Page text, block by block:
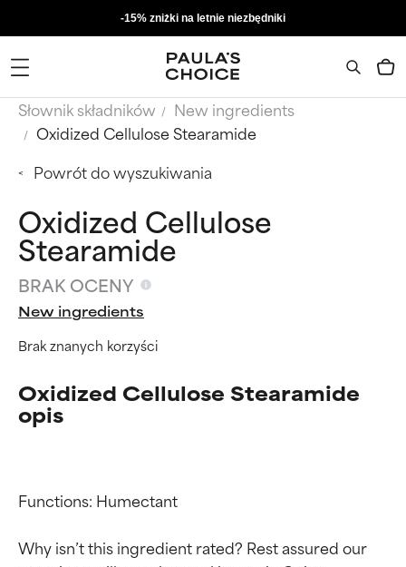
-15% zniżki na letnie niezbędniki
Słownik składników
New ingredients
Oxidized Cellulose Stearamide
Powrót do wyszukiwania
Oxidized Cellulose
Stearamide
BRAK OCENY
New ingredients
Brak znanych korzyści
Oxidized Cellulose Stearamide
opis
Functions: Humectant
Why isn’t this ingredient rated? Rest assured our